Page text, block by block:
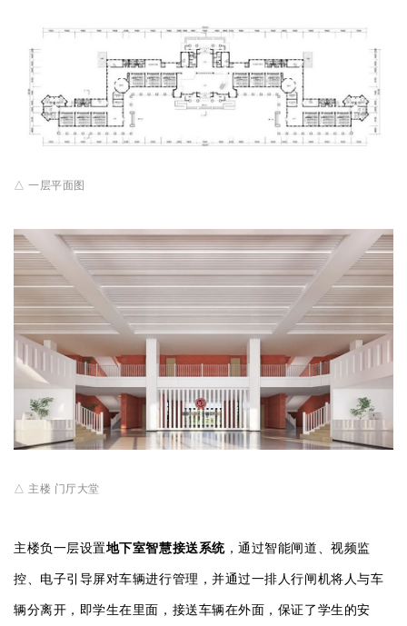
△ 一层平面图
△ 主楼 门厅大堂
主楼负一层设置地下室智慧接送系统，通过智能闸道、视频监
控、电子引导屏对车辆进行管理，并通过一排人行闸机将人与车
辆分离开，即学生在里面，接送车辆在外面，保证了学生的安